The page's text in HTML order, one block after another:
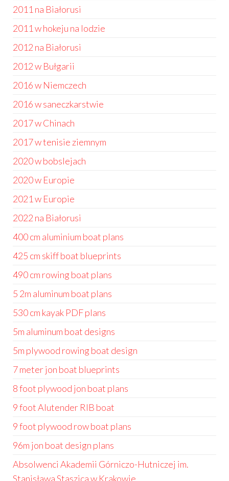
2011 na Białorusi
2011 w hokeju na lodzie
2012 na Białorusi
2012 w Bułgarii
2016 w Niemczech
2016 w saneczkarstwie
2017 w Chinach
2017 w tenisie ziemnym
2020 w bobslejach
2020 w Europie
2021 w Europie
2022 na Białorusi
400 cm aluminium boat plans
425 cm skiff boat blueprints
490 cm rowing boat plans
5 2m aluminum boat plans
530 cm kayak PDF plans
5m aluminum boat designs
5m plywood rowing boat design
7 meter jon boat blueprints
8 foot plywood jon boat plans
9 foot Alutender RIB boat
9 foot plywood row boat plans
96m jon boat design plans
Absolwenci Akademii Górniczo-Hutniczej im.
Stanisława Staszica w Krakowie